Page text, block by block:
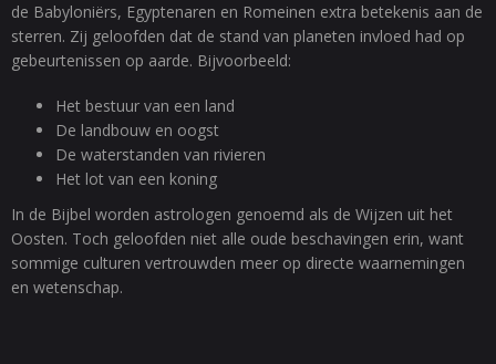
de Babyloniërs, Egyptenaren en Romeinen extra betekenis aan de
sterren. Zij geloofden dat de stand van planeten invloed had op
gebeurtenissen op aarde. Bijvoorbeeld:
Het bestuur van een land
De landbouw en oogst
De waterstanden van rivieren
Het lot van een koning
In de Bijbel worden astrologen genoemd als de Wijzen uit het
Oosten. Toch geloofden niet alle oude beschavingen erin, want
sommige culturen vertrouwden meer op directe waarnemingen
en wetenschap.